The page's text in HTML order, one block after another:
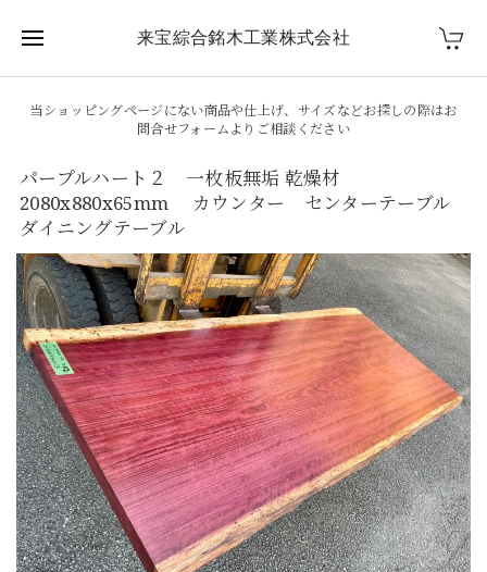
来宝綜合銘木工業株式会社
当ショッピングページにない商品や仕上げ、サイズなどお探しの際はお
問合せフォームよりご相談ください
パープルハート２ 一枚板無垢 乾燥材
2080x880x65mm カウンター センターテーブル
ダイニングテーブル